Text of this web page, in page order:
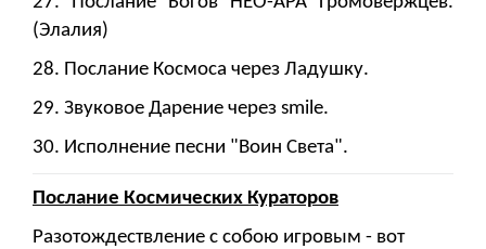
(Элалия)
28. Послание Космоса через Ладушку.
29. Звуковое Дарение через smile.
30. Исполнение песни "Воин Света".
Послание Космических Кураторов
Разотождествление с собою игровым - вот